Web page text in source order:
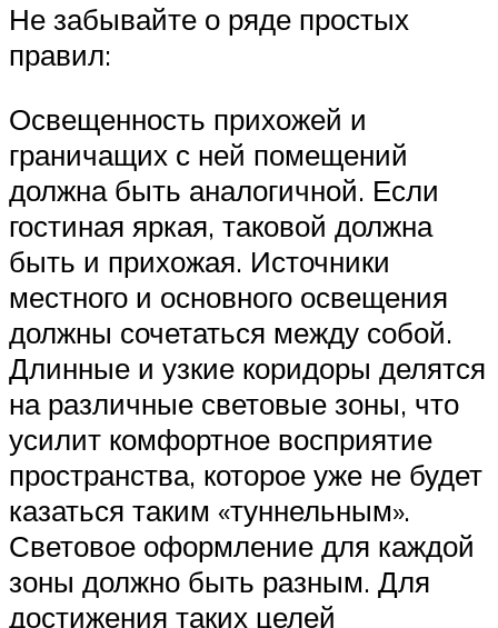
Не забывайте о ряде простых
правил:
Освещенность прихожей и
граничащих с ней помещений
должна быть аналогичной. Если
гостиная яркая, таковой должна
быть и прихожая. Источники
местного и основного освещения
должны сочетаться между собой.
Длинные и узкие коридоры делятся
на различные световые зоны, что
усилит комфортное восприятие
пространства, которое уже не будет
казаться таким «туннельным».
Световое оформление для каждой
зоны должно быть разным. Для
достижения таких целей